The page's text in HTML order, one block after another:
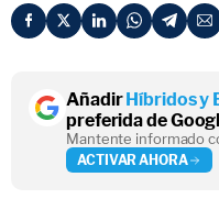
AñadirHíbridos y
preferida de
Mantente informado
ACTIVAR AHORA